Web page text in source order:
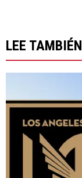
LEE TAMBIÉN